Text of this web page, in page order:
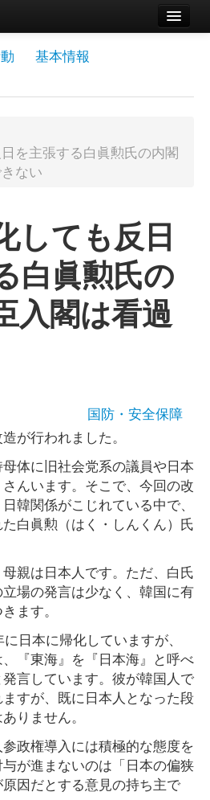
基本情報
を主張する白眞勲氏の内閣
きない
しても反日
白眞勲氏の
入閣は看過
国防・安全保障
が行われました。
体に旧社会党系の議員や日本
んいます。そこで、今回の改
韓関係がこじれている中で、
白眞勲（はく・しんくん）氏
親は日本人です。ただ、白氏
場の発言は少なく、韓国に有
ます。
日本に帰化していますが、
『東海』を『日本海』と呼べ
言しています。彼が韓国人で
すが、既に日本人となった段
りません。
政権導入には積極的な態度を
が進まないのは「日本の偏狭
因だとする意見の持ち主で